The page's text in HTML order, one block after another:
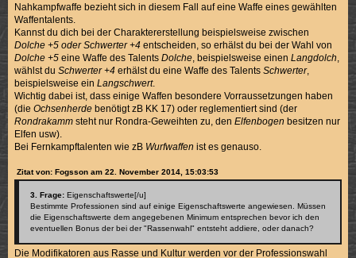
Nahkampfwaffe bezieht sich in diesem Fall auf eine Waffe eines gewählten
Waffentalents.
Kannst du dich bei der Charaktererstellung beispielsweise zwischen
Dolche +5 oder Schwerter +4 entscheiden, so erhälst du bei der Wahl von
Dolche +5 eine Waffe des TalentsDolche , beispielsweise einenLangdolch
wählst duSchwerter +4 erhälst du eine Waffe des TalentsSchwerter,
beispielsweise einLangschwert.
Wichtig dabei ist, dass einige Waffen besondere Vorraussetzungen haben
(dieOchsenherde benötigt zB KK 17) oder reglementiert sind (der
Rondrakamm steht nur Rondra-Geweihten zu, denElfenbogen besitzen nur
Elfen usw).
Bei Fernkampftalenten wie zB Wurfwaffen ist es genauso.
Zitat von: Fogsson am 22. November 2014, 15:03:53
3. Frage: Eigenschaftswerte[/u]
Bestimmte Professionen sind auf einige Eigenschaftswerte angewiesen. Müssen
die Eigenschaftswerte dem angegebenen Minimum entsprechen bevor ich den
eventuellen Bonus der bei der "Rassenwahl" entsteht addiere, oder danach?
Die Modifikatoren aus Rasse und Kultur werden vor der Professionswahl